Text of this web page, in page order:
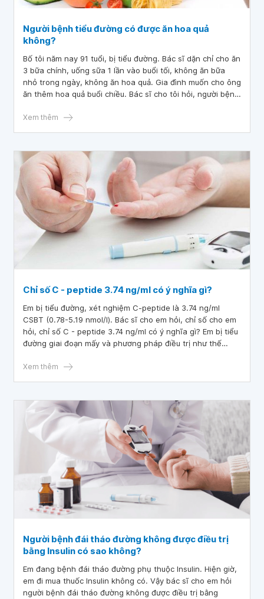
Người bệnh tiểu đường có được ăn hoa quả
không?
Bố tôi năm nay 91 tuổi, bị tiểu đường. Bác sĩ dặn chỉ cho ăn
3 bữa chính, uống sữa 1 lần vào buổi tối, không ăn bữa
nhỏ trong ngày, không ăn hoa quả. Gia đình muốn cho ông
ăn thêm hoa quả buổi chiều. Bác sĩ cho tôi hỏi, người bệnh
Xem thêm
Chỉ số C - peptide 3.74 ng/ml có ý nghĩa gì?
Em bị tiểu đường, xét nghiệm C-peptide là 3.74 ng/ml
CSBT (0.78-5.19 nmol/l). Bác sĩ cho em hỏi, chỉ số cho em
hỏi, chỉ số C - peptide 3.74 ng/ml có ý nghĩa gì? Em bị tiểu
đường giai đoạn mấy và phương pháp điều trị như thế
Xem thêm
Người bệnh đái tháo đường không được điều trị
bằng Insulin có sao không?
Em đang bệnh đái tháo đường phụ thuộc Insulin. Hiện giờ,
em đi mua thuốc Insulin không có. Vậy bác sĩ cho em hỏi
người bệnh đái tháo đường không được điều trị bằng